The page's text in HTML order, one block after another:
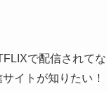
で配信されてな
イトが知りたい！